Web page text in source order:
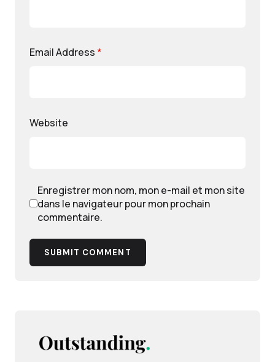
Email Address *
Website
Enregistrer mon nom, mon e-mail et mon site
dans le navigateur pour mon prochain
commentaire.
SUBMIT COMMENT